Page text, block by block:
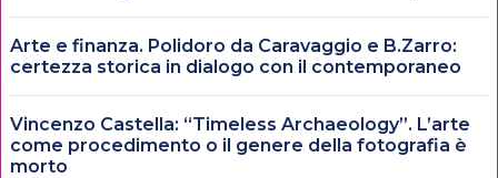
Arte e finanza. Polidoro da Caravaggio e B.Zarro:
certezza storica in dialogo con il contemporaneo
Vincenzo Castella: “Timeless Archaeology”. L’arte
come procedimento o il genere della fotografia è
morto